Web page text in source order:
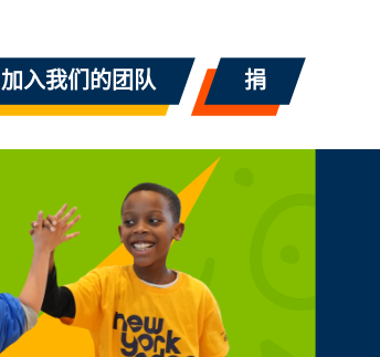
加入我们的团队 捐